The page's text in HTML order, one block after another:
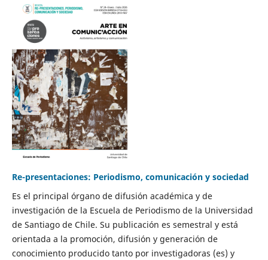
Re-presentaciones: Periodismo, comunicación y sociedad
Es el principal órgano de difusión académica y de
investigación de la Escuela de Periodismo de la Universidad
de Santiago de Chile. Su publicación es semestral y está
orientada a la promoción, difusión y generación de
conocimiento producido tanto por investigadoras (es) y